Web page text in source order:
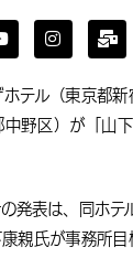
テル（東京都
野区）が「山
発表は、同ホテ
親氏が事務所目